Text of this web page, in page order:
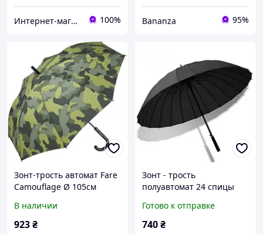
Интернет-магазин зонтов. Зонты Zest. Зонты Trust. Зонты Doppler. Зонты Pierre Cardin. 100% Bananza 95%
Зонт-трость автомат Fare
Camouflage Ø 105см
olive/combi)
В наличии
923₴
Зонт - трость
полуавтомат 24 спицы
Готово к отправке
740₴